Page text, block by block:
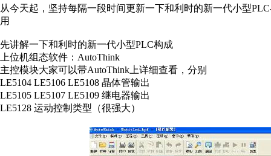
从今天起，坚持每隔一段时间更新一下和利时的新一代小型
用
先讲解一下和利时的新一代小型PLC构成
上位机组态软件：AutoThink
主控模块大家可以带AutoThink上详细查看，分别
LE5104 LE5106 LE5108 晶体管输出
LE5105 LE5107 LE5109 继电器输出
LE5128 运动控制类型（很强大）